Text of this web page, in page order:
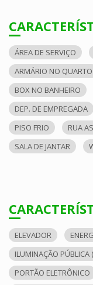
ÁREA DE SERVIÇO
ARMÁRIO NO QUARTO
BOX NO BANHEIRO
DEP. DE EMPREGADA
PISO FRIO
RUA
SALA DE JANTAR
ELEVADOR
ILUMINAÇÃO
PORTÃO ELETRÔNICO